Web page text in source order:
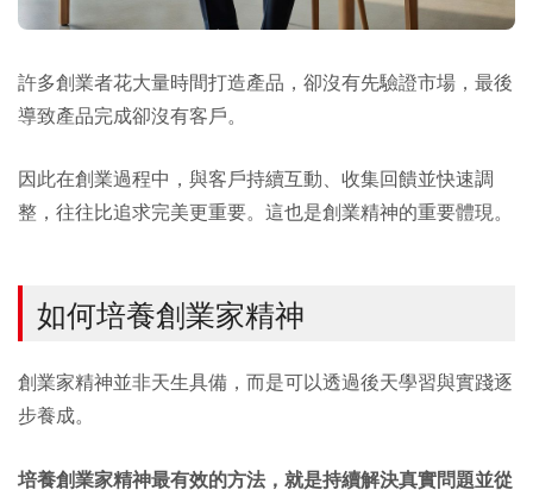
許多創業者花大量時間打造產品，卻沒有先驗證市場，最後
導致產品完成卻沒有客戶。
因此在創業過程中，與客戶持續互動、收集回饋並快速調
整，往往比追求完美更重要。這也是創業精神的重要體現。
如何培養創業家精神
創業家精神並非天生具備，而是可以透過後天學習與實踐逐
步養成。
培養創業家精神最有效的方法，就是持續解決真實問題並從